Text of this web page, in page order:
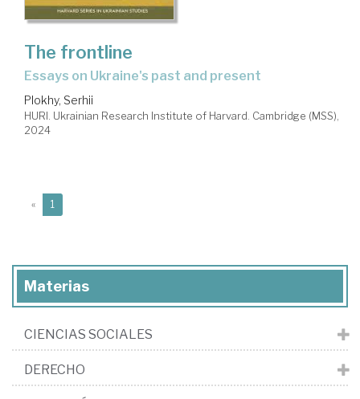
The frontline
essays on Ukraine's past and present
Plokhy, Serhii
HURI. Ukrainian Research Institute of Harvard. Cambridge (MSS),
2024
« 1
Materias
CIENCIAS SOCIALES
DERECHO